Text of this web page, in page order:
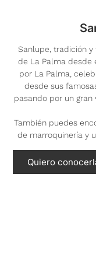
Sanlupe, tradición y
de La Palma desde
por La Palma,
desde sus
pasando por un
También puedes
de marroquinería y
Quiero